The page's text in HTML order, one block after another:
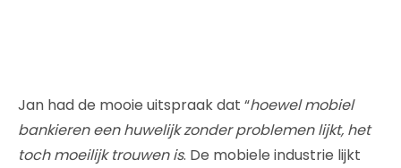
Jan had de mooie uitspraak dat “hoewel mobiel
bankieren een huwelijk zonder problemen lijkt, het
toch moeilijk trouwen is. De mobiele industrie lijkt